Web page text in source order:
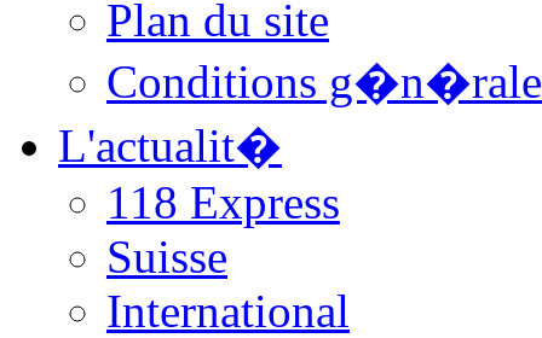
Plan du site
Conditions
L'actualit�
118 Express
Suisse
International